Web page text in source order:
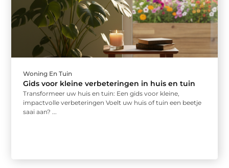
Woning En Tuin
Gids voor kleine verbeteringen in huis en tuin
Transformeer uw huis en tuin: Een gids voor kleine,
impactvolle verbeteringen Voelt uw huis of tuin een beetje
saai aan? ...